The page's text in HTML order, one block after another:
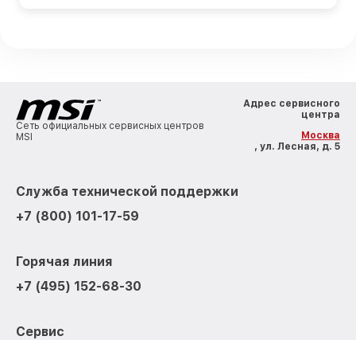
Сеть официальных сервисных центров
MSI
Адрес сервисного
центра
Москва
, ул. Лесная, д. 5
Служба технической поддержки
+7 (800) 101-17-59
Горячая линия
+7 (495) 152-68-30
Сервис